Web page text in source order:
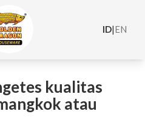
ID|EN
kualitas
atau